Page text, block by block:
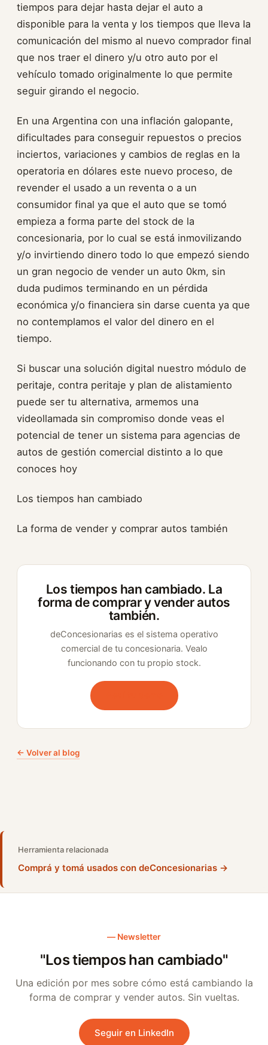
tiempos para dejar hasta dejar el auto a
disponible para la venta y los tiempos que lleva la
comunicación del mismo al nuevo comprador final
que nos traer el dinero y/u otro auto por el
vehículo tomado originalmente lo que permite
seguir girando el negocio.
En una Argentina con una inflación galopante,
dificultades para conseguir repuestos o precios
inciertos, variaciones y cambios de reglas en la
operatoria en dólares este nuevo proceso, de
revender el usado a un reventa o a un
consumidor final ya que el auto que se tomó
empieza a forma parte del stock de la
concesionaria, por lo cual se está inmovilizando
y/o invirtiendo dinero todo lo que empezó siendo
un gran negocio de vender un auto 0km, sin
duda pudimos terminando en un pérdida
económica y/o financiera sin darse cuenta ya que
no contemplamos el valor del dinero en el
tiempo.
Si buscar una solución digital nuestro módulo de
peritaje, contra peritaje y plan de alistamiento
puede ser tu alternativa, armemos una
videollamada sin compromiso donde veas el
potencial de tener un sistema para agencias de
autos de gestión comercial distinto a lo que
conoces hoy
Los tiempos han cambiado
La forma de vender y comprar autos también
Los tiempos han cambiado. La
forma de comprar y vender autos
también.
deConcesionarias es el sistema operativo
comercial de tu concesionaria. Vealo
funcionando con tu propio stock.
← Volver al blog
Herramienta relacionada
Comprá y tomá usados con deConcesionarias →
Newsletter
"Los tiempos han cambiado"
Una edición por mes sobre cómo está cambiando la
forma de comprar y vender autos. Sin vueltas.
Seguir en LinkedIn